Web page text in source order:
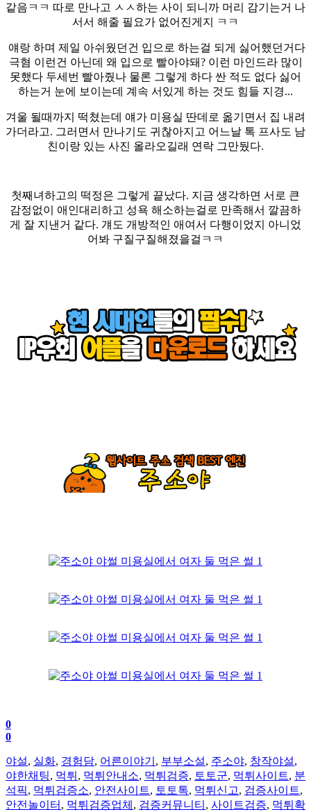
같음ㅋㅋ 따로 만나고 ㅅㅅ하는 사이 되니까 머리 감기는거 나
서서 해줄 필요가 없어진게지 ㅋㅋ
얘랑 하며 제일 아쉬웠던건 입으로 하는걸 되게 싫어했던거다
극혐 이런건 아닌데 왜 입으로 빨아야돼? 이런 마인드라 많이
못했다 두세번 빨아줬나 물론 그렇게 하다 싼 적도 없다 싫어
하는거 눈에 보이는데 계속 서있게 하는 것도 힘들 지경...
겨울 될때까지 떡쳤는데 얘가 미용실 딴데로 옮기면서 집 내려
가더라고. 그러면서 만나기도 귀찮아지고 어느날 톡 프사도 남
친이랑 있는 사진 올라오길래 연락 그만뒀다.
첫째녀하고의 떡정은 그렇게 끝났다. 지금 생각하면 서로 큰
감정없이 애인대리하고 성욕 해소하는걸로 만족해서 깔끔하
게 잘 지낸거 같다. 걔도 개방적인 애여서 다행이었지 아니었
어봐 구질구질해졌을걸ㅋㅋ
0
0
야설, 실화, 경험담, 어른이야기 , 부부소설, 주소야, 창작야설,
야한채팅, 먹튀 , 먹튀안내소, 먹튀검증, 토토군, 먹튀사이트, 분
석픽, 먹튀검증소, 안전사이트, 토토톡, 먹튀신고, 검증사이트,
안전놀이터 , 먹튀검증업체 , 검증커뮤니티 , 사이트검증, 먹튀확